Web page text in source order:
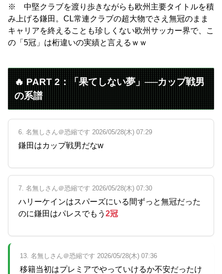
※ 中堅クラブを渡り歩きながらも欧州主要タイトルを積
み上げる鎌田。CL常連クラブの超大物でさえ無冠のまま
キャリアを終えることも珍しくない欧州サッカー界で、こ
の「5冠」は桁違いの実績と言えるｗｗ
🔥 PART 2：「果てしない夢」──カップ戦男
の系譜
6. 名無しさん＠恐縮です 2026/05/28(木) 07:29
鎌田はカップ戦男だなw
7. 名無しさん＠恐縮です 2026/05/28(木) 07:30
ハリーケインはスパーズにいる間ずっと無冠だった
のに鎌田はパレスでもう 2冠
13. 名無しさん＠恐縮です 2026/05/28(木) 07:36
移籍当初はプレミアでやっていけるか不安だったけ